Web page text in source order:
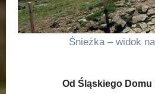
Śnieżka – widok
Od Śląskiego Domu